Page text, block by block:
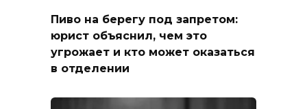
Пиво на берегу под запретом:
юрист объяснил, чем это
угрожает и кто может оказаться
в отделении